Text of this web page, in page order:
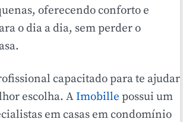
oferecendo conforto e
o dia a dia, sem perder o
capacitado para te ajudar
escolha. AImobille possui um
em casas em condomínio